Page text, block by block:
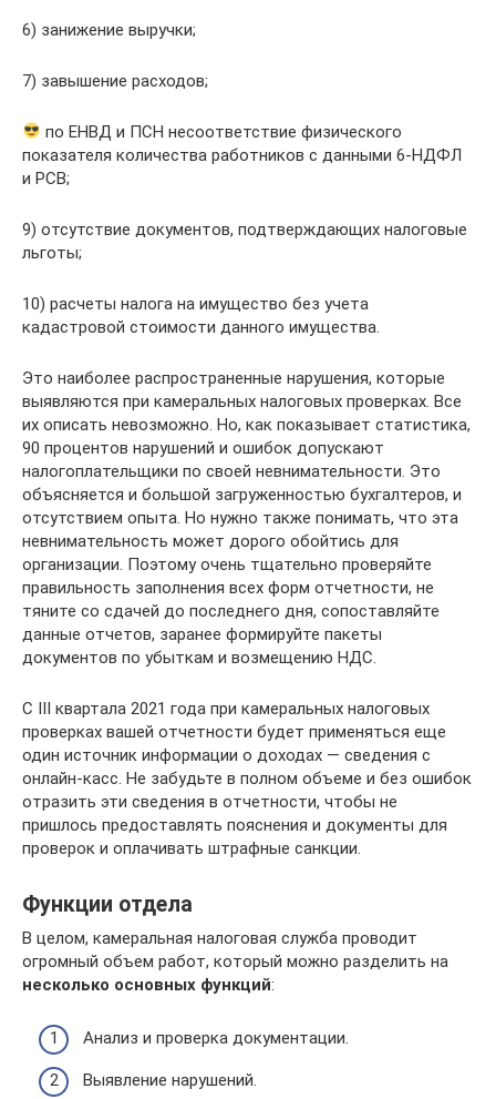
6) занижение выручки;
7) завышение расходов;
по ЕНВД и ПСН несоответствие физического
показателя количества работников с данными 6-НДФЛ
и РСВ;
9) отсутствие документов, подтверждающих налоговые
льготы;
10) расчеты налога на имущество без учета
кадастровой стоимости данного имущества.
Это наиболее распространенные нарушения, которые
выявляются при камеральных налоговых проверках. Все
их описать невозможно. Но, как показывает статистика,
90 процентов нарушений и ошибок допускают
налогоплательщики по своей невнимательности. Это
объясняется и большой загруженностью бухгалтеров, и
отсутствием опыта. Но нужно также понимать, что эта
невнимательность может дорого обойтись для
организации. Поэтому очень тщательно проверяйте
правильность заполнения всех форм отчетности, не
тяните со сдачей до последнего дня, сопоставляйте
данные отчетов, заранее формируйте пакеты
документов по убыткам и возмещению НДС.
С III квартала 2021 года при камеральных налоговых
проверках вашей отчетности будет применяться еще
один источник информации о доходах — сведения с
онлайн-касс. Не забудьте в полном объеме и без ошибок
отразить эти сведения в отчетности, чтобы не
пришлось предоставлять пояснения и документы для
проверок и оплачивать штрафные санкции.
Функции отдела
В целом, камеральная налоговая служба проводит
огромный объем работ, который можно разделить на
несколько основных функций:
Анализ и проверка документации.
Выявление нарушений.